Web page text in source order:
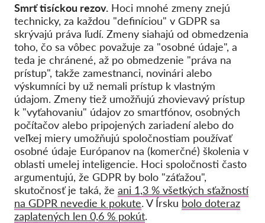
Smrť tisíckou rezov. Hoci mnohé zmeny znejú
technicky, za každou "definíciou" v GDPR sa
skrývajú práva ľudí. Zmeny siahajú od obmedzenia
toho, čo sa vôbec považuje za "osobné údaje", a
teda je chránené, až po obmedzenie "práva na
prístup", takže zamestnanci, novinári alebo
výskumníci by už nemali prístup k vlastným
údajom. Zmeny tiež umožňujú zhovievavý prístup
k "vyťahovaniu" údajov zo smartfónov, osobných
počítačov alebo pripojených zariadení alebo do
veľkej miery umožňujú spoločnostiam používať
osobné údaje Európanov na (komerčné) školenia v
oblasti umelej inteligencie. Hoci spoločnosti často
argumentujú, že GDPR by bolo "záťažou",
skutočnosť je taká, že ani 1,3 % všetkých sťažností
na GDPR nevedie k pokute. V Írsku bolo doteraz
zaplatených len 0,6 % pokút.